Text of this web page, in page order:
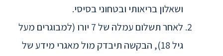
ושאלון בריאותי ובטחוני בסיסי.
לאחר תשלום עמלה של 7 יורו (למבוגרים מעל
גיל 18), הבקשה תיבדק מול מאגרי מידע של